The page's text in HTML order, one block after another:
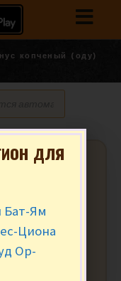
копченый (оду)
Кабанус копченый (оду) קבנוס רגיל
для
Бат-Ям
Циона
Ор-